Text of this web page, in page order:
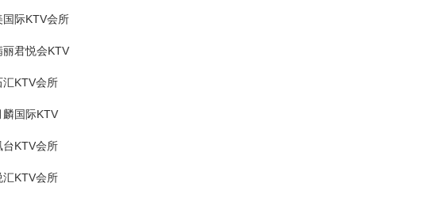
国际KTV会所
丽君悦会KTV
汇KTV会所
麟国际KTV
台KTV会所
汇KTV会所